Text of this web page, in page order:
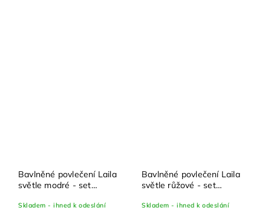
Bavlněné povlečení Laila
světle modré - set
Skladem - ihned k odeslání
Bavlněné povlečení Laila
světle růžové - set
Skladem - ihned k odeslání